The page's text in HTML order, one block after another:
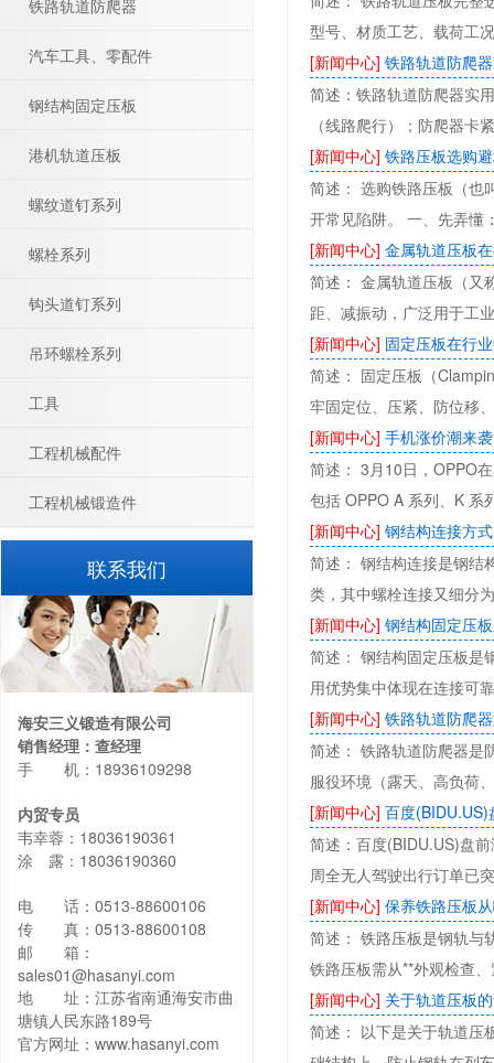
型号、材质工艺、载荷工
[新闻中心] 铁路轨道防爬
简述：铁路轨道防爬器实
（线路爬行）；防爬器
[新闻中心] 铁路压板选购
简述： 选购铁路压板（也
开常见陷阱。 一、先弄懂
[新闻中心] 金属轨道压板
简述： 金属轨道压板（又
距、减振动，广泛用于工
[新闻中心] 固定压板在行
简述： 固定压板（
牢固定位、压紧、防位移
[新闻中心] 手机涨价潮来
简述： 3月10日，OPPO
包括 OPPO A 系列、K 系
[新闻中心] 钢结构连接方
简述： 钢结构连接是钢结
类，其中螺栓连接又细分
[新闻中心] 钢结构固定压
简述： 钢结构固定压板是
用优势集中体现在连接可
[新闻中心] 铁路轨道防爬
简述： 铁路轨道防爬器是
服役环境（露天、高负荷
[新闻中心] 百度
简述：百度(BIDU.US)盘
周全无人驾驶出行订单已
[新闻中心] 保养铁路压板
简述： 铁路压板是钢轨与
铁路压板需从**外观检查
[新闻中心] 关于轨道压板
简述： 以下是关于轨道压
铁路轨道防爬器
汽车工具、零配件
钢结构固定压板
港机轨道压板
螺纹道钉系列
螺栓系列
钩头道钉系列
吊环螺栓系列
工具
工程机械配件
工程机械锻造件
联系我们
海安三义锻造有限公司
销售经理：查经理
手 机：18936109298
内贸专员
韦幸蓉：18036190361
涂 露：18036190360
电 话：0513-88600106
传 真：0513-88600108
邮 箱：
sales01@hasanyi.com
地 址：江苏省南通海安市曲
塘镇人民东路189号
官方网址： www.hasanyi.com